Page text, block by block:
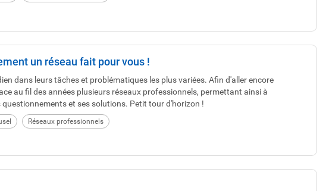
un réseau fait pour vous !
dans leurs tâches et problématiques les plus variées. Afin d'aller encore
au fil des années plusieurs réseaux professionnels, permettant ainsi à
et ses solutions. Petit tour d'horizon !
Réseaux professionnels